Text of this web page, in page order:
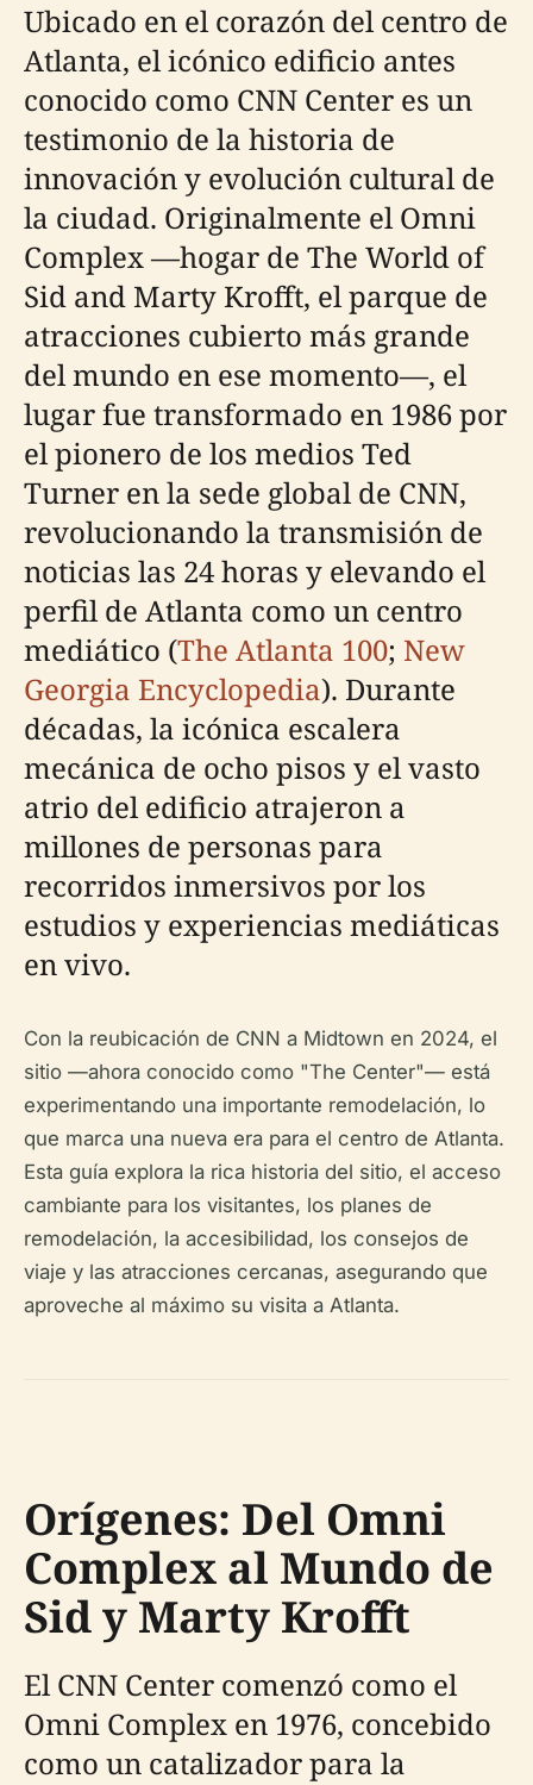
Ubicado en el corazón del centro de
Atlanta, el icónico edificio antes
conocido como CNN Center es un
testimonio de la historia de
innovación y evolución cultural de
la ciudad. Originalmente el Omni
Complex —hogar de The World of
Sid and Marty Krofft, el parque de
atracciones cubierto más grande
del mundo en ese momento—, el
lugar fue transformado en 1986 por
el pionero de los medios Ted
Turner en la sede global de CNN,
revolucionando la transmisión de
noticias las 24 horas y elevando el
perfil de Atlanta como un centro
mediático (The Atlanta 100; New
Georgia Encyclopedia). Durante
décadas, la icónica escalera
mecánica de ocho pisos y el vasto
atrio del edificio atrajeron a
millones de personas para
recorridos inmersivos por los
estudios y experiencias mediáticas
en vivo.
Con la reubicación de CNN a Midtown en 2024, el
sitio —ahora conocido como "The Center"— está
experimentando una importante remodelación, lo
que marca una nueva era para el centro de Atlanta.
Esta guía explora la rica historia del sitio, el acceso
cambiante para los visitantes, los planes de
remodelación, la accesibilidad, los consejos de
viaje y las atracciones cercanas, asegurando que
aproveche al máximo su visita a Atlanta.
Orígenes: Del Omni
Complex al Mundo de
Sid y Marty Krofft
El CNN Center comenzó como el
Omni Complex en 1976, concebido
como un catalizador para la